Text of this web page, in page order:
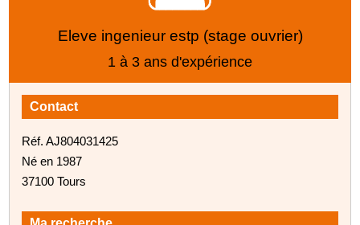
Eleve ingenieur estp (stage ouvrier)
1 à 3 ans d'expérience
Contact
Réf. AJ804031425
Né en 1987
37100 Tours